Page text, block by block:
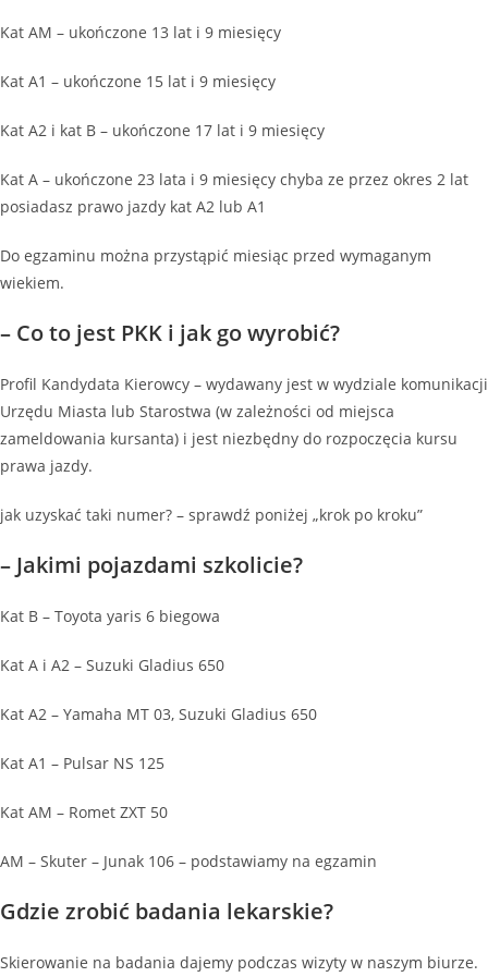
Kat AM – ukończone 13 lat i 9 miesięcy
Kat A1 – ukończone 15 lat i 9 miesięcy
Kat A2 i kat B – ukończone 17 lat i 9 miesięcy
Kat A – ukończone 23 lata i 9 miesięcy chyba ze przez okres 2 lat
posiadasz prawo jazdy kat A2 lub A1
Do egzaminu można przystąpić miesiąc przed wymaganym
wiekiem.
– Co to jest PKK i jak go wyrobić?
Profil Kandydata Kierowcy – wydawany jest w wydziale komunikacji
Urzędu Miasta lub Starostwa (w zależności od miejsca
zameldowania kursanta) i jest niezbędny do rozpoczęcia kursu
prawa jazdy.
jak uzyskać taki numer? – sprawdź poniżej „krok po kroku”
– Jakimi pojazdami szkolicie?
Kat B – Toyota yaris 6 biegowa
Kat A i A2 – Suzuki Gladius 650
Kat A2 – Yamaha MT 03, Suzuki Gladius 650
Kat A1 – Pulsar NS 125
Kat AM – Romet ZXT 50
AM – Skuter – Junak 106 – podstawiamy na egzamin
Gdzie zrobić badania lekarskie?
Skierowanie na badania dajemy podczas wizyty w naszym biurze.